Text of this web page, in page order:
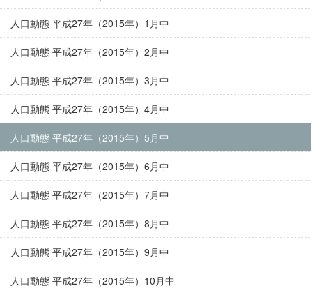
人口動態 平成27年（2015年）1月中
人口動態 平成27年（2015年）2月中
人口動態 平成27年（2015年）3月中
人口動態 平成27年（2015年）4月中
人口動態 平成27年（2015年）5月中
人口動態 平成27年（2015年）6月中
人口動態 平成27年（2015年）7月中
人口動態 平成27年（2015年）8月中
人口動態 平成27年（2015年）9月中
人口動態 平成27年（2015年）10月中